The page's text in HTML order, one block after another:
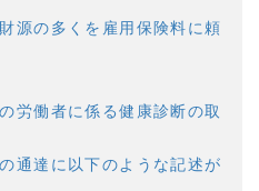
源の多くを雇用保険料に頼
労働者に係る健康診断の取
通達に以下のような記述が